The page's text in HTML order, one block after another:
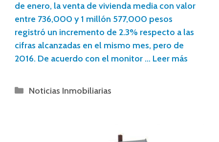
de enero, la venta de vivienda media con valor
entre 736,000 y 1 millón 577,000 pesos
registró un incremento de 2.3% respecto a las
cifras alcanzadas en el mismo mes, pero de
2016. De acuerdo con el monitor … Leer más
Noticias Inmobiliarias